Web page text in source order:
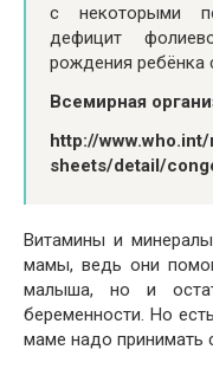
с некоторыми
дефицит
рождения ребёнка
Всемирная
http://
sheets/detail/
Витамины и
мамы, ведь они
малыша, но и
беременности. Но
маме надо принимать